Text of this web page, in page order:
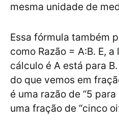
mesma unidade de
Essa fórmula também
como Razão = A:B. E,
cálculo é A está para
do que vemos em
é uma razão de “5
uma fração de “cinco